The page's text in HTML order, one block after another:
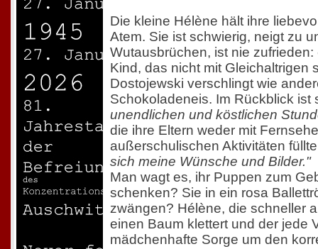
Die kleine Hélène hält ihre
Atem. Sie ist schwierig, neigt zu
Wutausbrüchen, ist nie
Kind, das nicht mit Gleichaltrigen
Dostojewski verschlingt wie
Schokoladeneis. Im Rückblick ist
unendlichen und köstlichen
die ihre Eltern weder mit
außerschulischen Aktivitäten
sich meine Wünsche und Bilder."
Man wagt es, ihr Puppen zum
schenken? Sie in ein rosa
zwängen? Hélène, die schneller
einen Baum klettert und der jede
mädchenhafte Sorge um den